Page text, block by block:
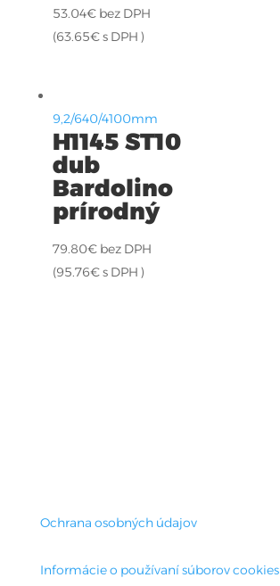
53.04€ bez DPH
(63.65€s DPH )
9,2/640/4100mm
H1145 ST10
dub
Bardolino
prírodný
79.80€ bez DPH
(95.76€s DPH )
Ochrana osobných údajov
Informácie o používaní súborov cookies